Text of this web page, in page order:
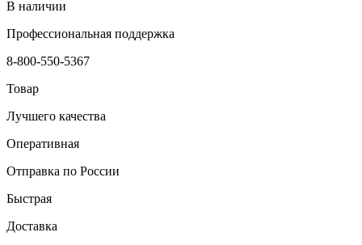
В наличии
Профессиональная поддержка
8-800-550-5367
Товар
Лучшего качества
Оперативная
Отправка по России
Быстрая
Доставка